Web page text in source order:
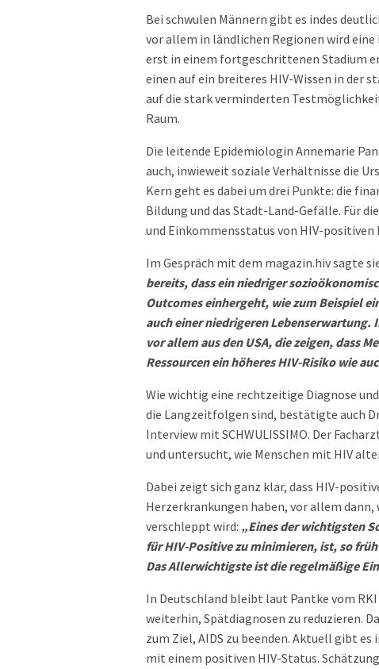
Bei schwulen Männern gibt es indes
vor allem in ländlichen Regionen wird
erst in einem fortgeschrittenen Stadium
einen auf ein breiteres HIV-Wissen in der
auf die stark verminderten
Raum.
Die leitende Epidemiologin Annemarie
auch, inwieweit soziale Verhältnisse die
Kern geht es dabei um drei Punkte: die
Bildung und das Stadt-Land-Gefälle. Für
und Einkommensstatus von HIV-positiven
Im Gespräch mit dem magazin.hiv sagte
bereits, dass ein niedriger
Outcomes einhergeht, wie zum Beispiel
auch einer niedrigeren Lebenserwartung.
vor allem aus den USA, die zeigen, dass
Ressourcen ein höheres HIV-Risiko wie
Wie wichtig eine rechtzeitige Diagnose
die Langzeitfolgen sind, bestätigte auch
Interview mit SCHWULISSIMO. Der
und untersucht, wie Menschen mit HIV
Dabei zeigt sich ganz klar, dass HIV-
Herzerkrankungen haben, vor allem
verschleppt wird: „Eines der wichtigsten
für HIV-Positive zu minimieren, ist, so
Das Allerwichtigste ist die regelmäßige
In Deutschland bleibt laut Pantke vom
weiterhin, Spätdiagnosen zu reduzieren.
zum Ziel, AIDS zu beenden. Aktuell gibt
mit einem positiven HIV-Status.